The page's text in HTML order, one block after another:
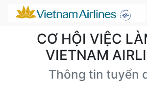
CƠ HỘI VIỆC
VIETNAM
Thông tin tuyển